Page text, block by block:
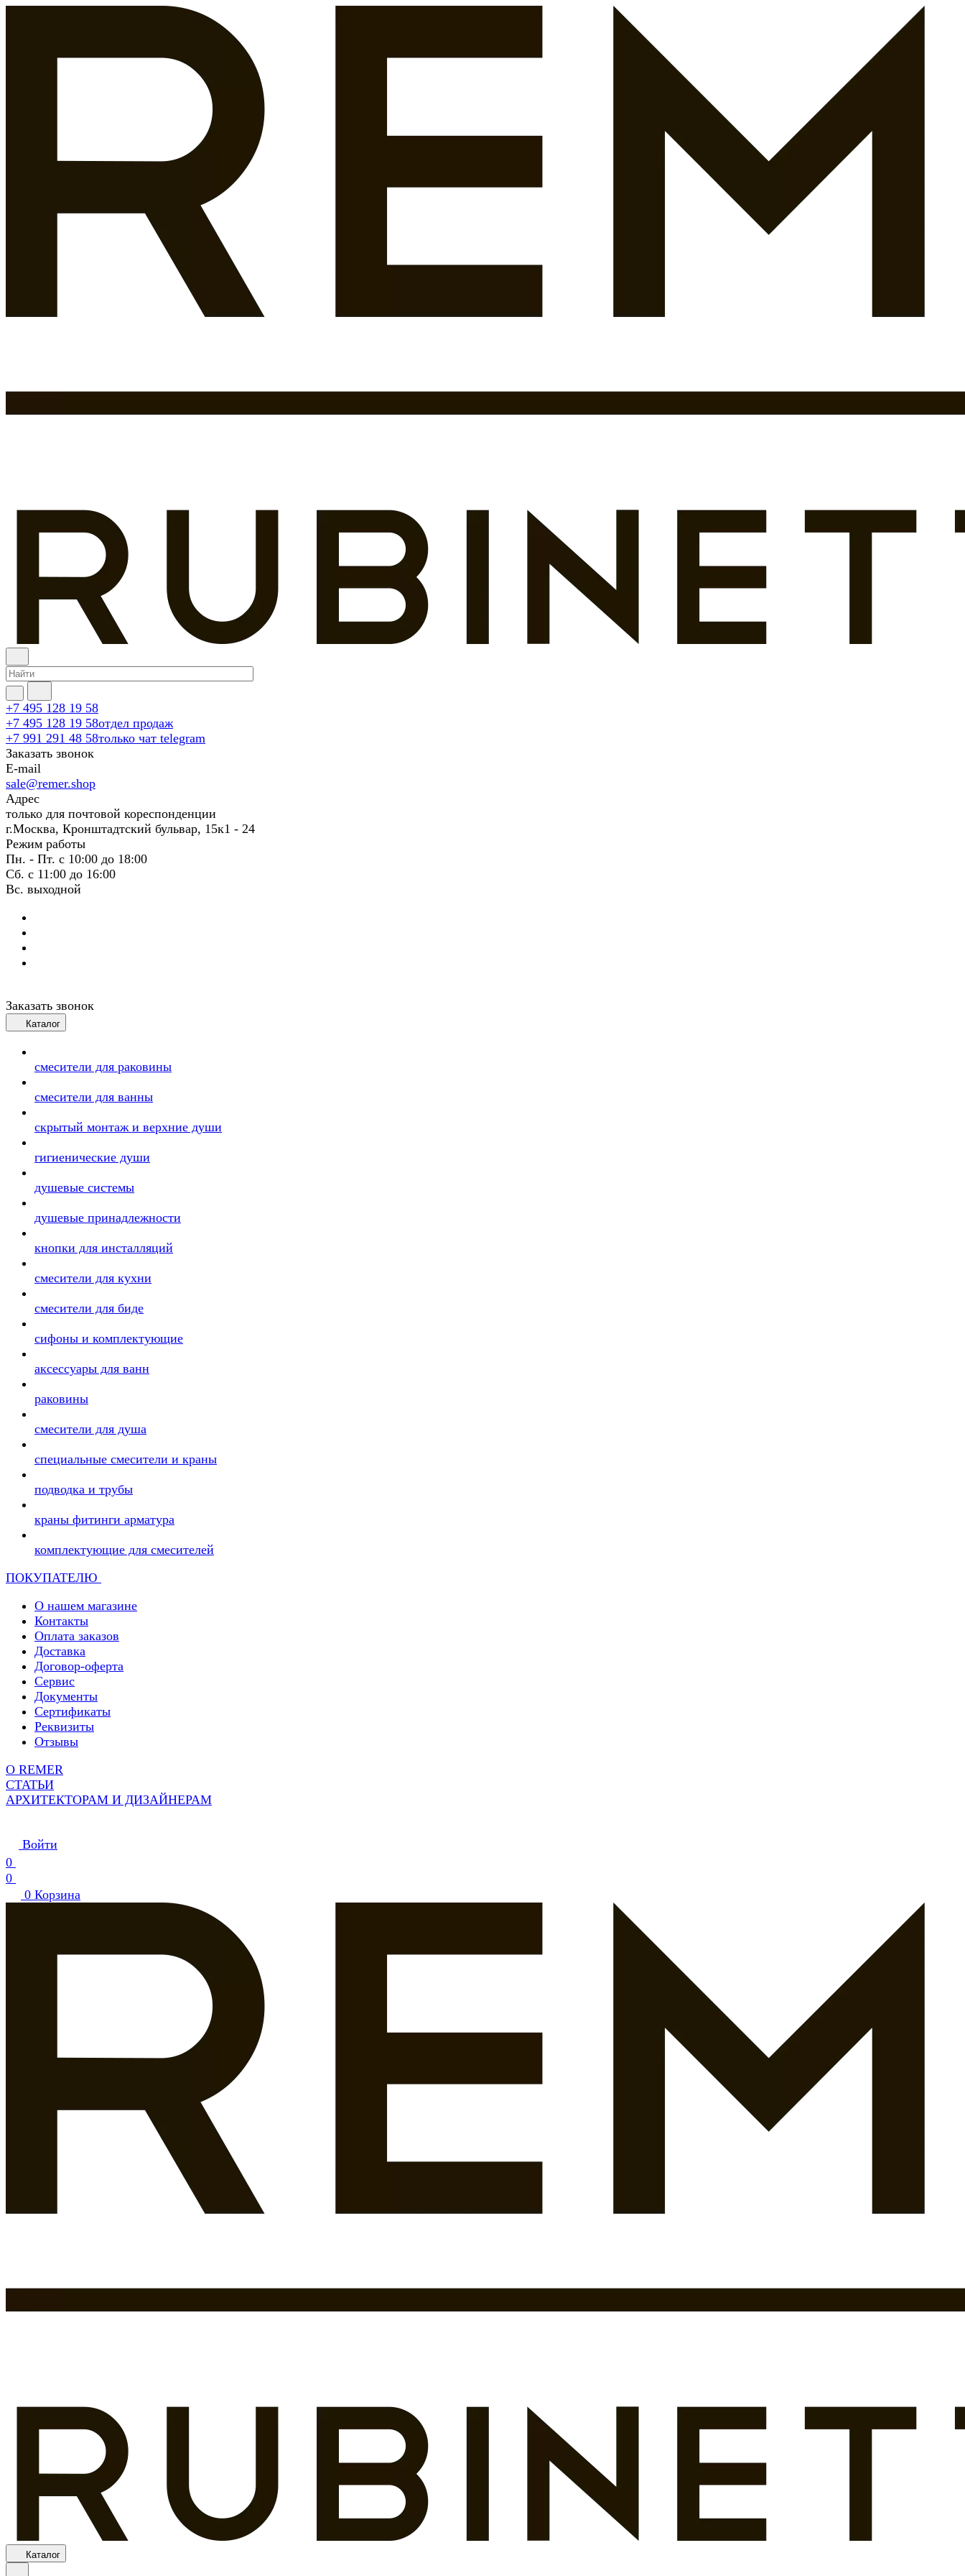
+7 495 128 19 58
+7 495 128 19 58отдел продаж
+7 991 291 48 58только чат telegram
Заказать звонок
E-mail
sale@remer.shop
Адрес
только для почтовой кореспонденции
г.Москва, Кронштадтский бульвар, 15к1 - 24
Режим работы
Пн. - Пт. с 10:00 до 18:00
Сб. с 11:00 до 16:00
Вс. выходной
Заказать звонок
Каталог
смесители для раковины
смесители для ванны
скрытый монтаж и верхние души
гигиенические души
душевые системы
душевые принадлежности
кнопки для инсталляций
смесители для кухни
смесители для биде
сифоны и комплектующие
аксессуары для ванн
раковины
смесители для душа
специальные смесители и краны
подводка и трубы
краны фитинги арматура
комплектующие для смесителей
ПОКУПАТЕЛЮ
О нашем магазине
Контакты
Оплата заказов
Доставка
Договор-оферта
Сервис
Документы
Сертификаты
Реквизиты
Отзывы
О REMER
СТАТЬИ
АРХИТЕКТОРАМ И ДИЗАЙНЕРАМ
Войти
0
0
0 Корзина
Каталог